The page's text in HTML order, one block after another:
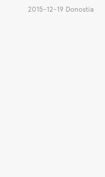
2015-12-19 Donostia